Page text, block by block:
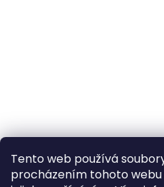
Tento web používá
procházením tohoto webu